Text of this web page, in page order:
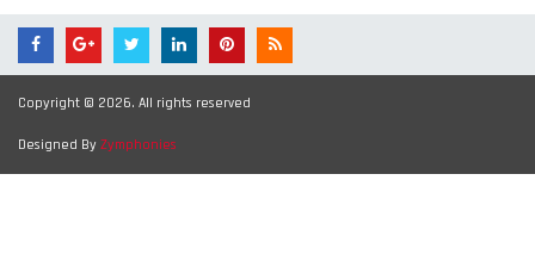
Copyright © 2026. All rights reserved
Designed By Zymphonies